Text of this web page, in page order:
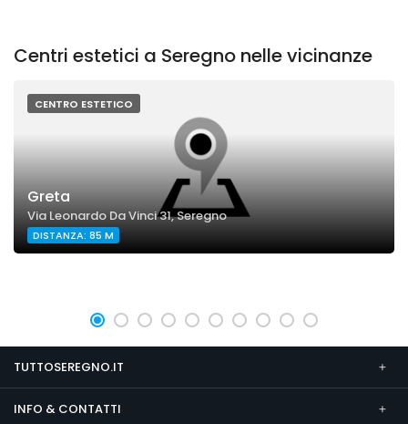
Centri estetici a Seregno nelle vicinanze
CENTRO ESTETICO
Greta
Via Leonardo Da Vinci 31, Seregno
DISTANZA: 85 M
TUTTOSEREGNO.IT
INFO & CONTATTI